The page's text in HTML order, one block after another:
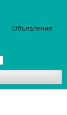
Объявления